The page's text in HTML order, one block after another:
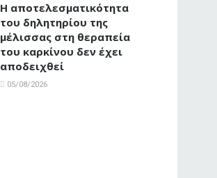
Η αποτελεσματικότητα
του δηλητηρίου της
μέλισσας στη θεραπεία
του καρκίνου δεν έχει
αποδειχθεί
05/08/2026